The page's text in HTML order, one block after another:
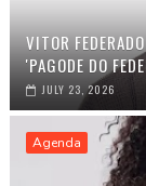
VITOR
'PAGODE DO
JULY 23, 2026
Agenda